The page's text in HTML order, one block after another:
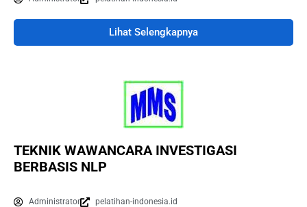
Lihat Selengkapnya
TEKNIK WAWANCARA INVESTIGASI
BERBASIS NLP
Administrator pelatihan-indonesia.id